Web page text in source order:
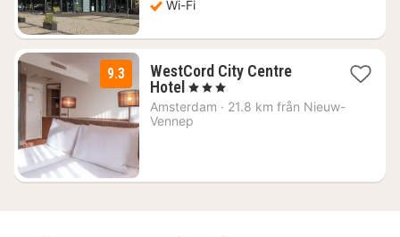
Wi-Fi
9.3
WestCord City Centre
Hotel 1
natt
från
1904
, 3 Stjärnor
Amsterdam · 21.8 km från Nieuw-
Vennep